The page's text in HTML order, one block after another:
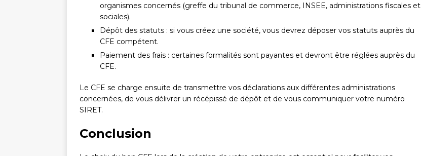
organismes concernés (greffe du tribunal de commerce, INSEE, administrations fiscales et
sociales).
Dépôt des statuts : si vous créez une société, vous devrez déposer vos statuts auprès du
CFE compétent.
Paiement des frais : certaines formalités sont payantes et devront être réglées auprès du
CFE.
Le CFE se charge ensuite de transmettre vos déclarations aux différentes administrations
concernées, de vous délivrer un récépissé de dépôt et de vous communiquer votre numéro
SIRET.
Conclusion